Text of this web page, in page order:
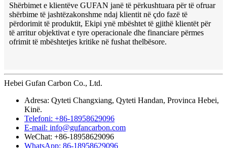
Shërbimet e klientëve GUFAN janë të përkushtuara për të ofruar
shërbime të jashtëzakonshme ndaj klientit në çdo fazë të
përdorimit të produktit, Ekipi ynë mbështet të gjithë klientët për
të arritur objektivat e tyre operacionale dhe financiare përmes
ofrimit të mbështetjes kritike në fushat thelbësore.
Hebei Gufan Carbon Co., Ltd.
Adresa: Qyteti Changxiang, Qyteti Handan, Provinca Hebei,
Kinë.
Telefoni: +86-18958629096
E-mail: info@gufancarbon.com
WeChat: +86-18958629096
WhatsApp: 86-18958629096